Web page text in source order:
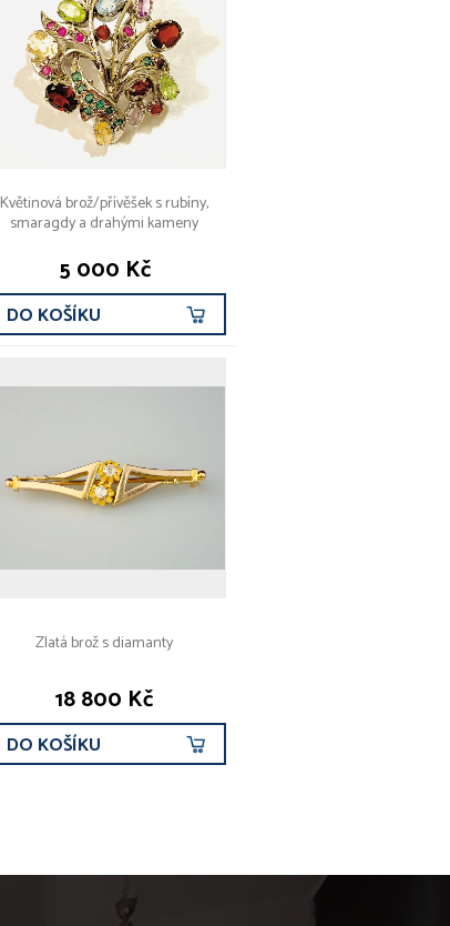
Květinová brož/přívěšek s rubíny,
smaragdy a drahými kameny
5 000 Kč
DO KOŠÍKU
Zlatá brož s diamanty
18 800 Kč
DO KOŠÍKU